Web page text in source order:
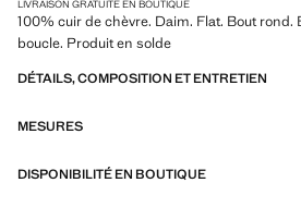
LIVRAISON GRATUITE EN BOUTIQUE
100% cuir de chèvre. Daim. Flat. Bout rond.
boucle. Produit en solde
DÉTAILS, COMPOSITION ET ENTRETIEN
MESURES
DISPONIBILITÉ EN BOUTIQUE